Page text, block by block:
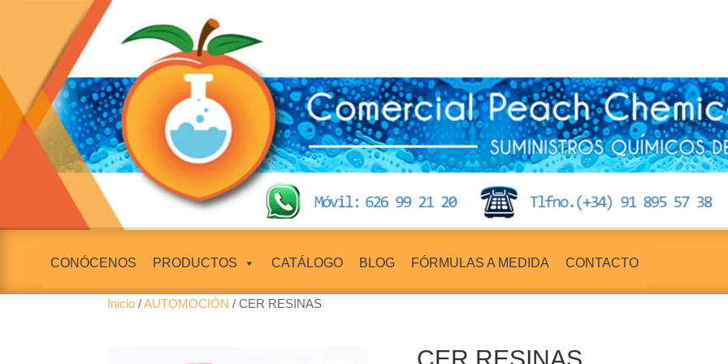
CONÓCENOS PRODUCTOS CATÁLOGO BLOG FÓRMULAS A MEDIDA CONTACTO
Inicio /AUTOMOCIÓN / CER RESINAS